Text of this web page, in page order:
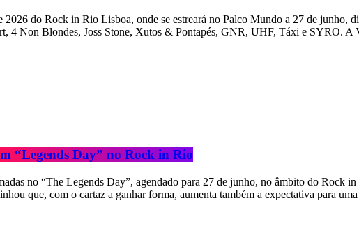
do Rock in Rio Lisboa, onde se estreará no Palco Mundo a 27 de junho,
4 Non Blondes, Joss Stone, Xutos & Pontapés, GNR, UHF, Táxi e SYRO.
“Legends Day” no Rock in Rio
no “The Legends Day”, agendado para 27 de junho, no âmbito do Rock
que, com o cartaz a ganhar forma, aumenta também a expectativa para